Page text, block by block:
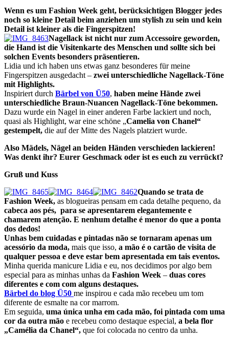
Wenn es um Fashion Week geht, berücksichtigen Blogger jedes
noch so kleine Detail beim anziehen um stylish zu sein und kein
Detail ist kleiner als die Fingerspitzen!
Nagellack ist nicht nur zum Accessoire geworden,
die Hand ist die Visitenkarte des Menschen und sollte sich bei
solchen Events besonders präsentieren.
Lidia und ich haben uns etwas ganz besonderes für meine
Fingerspitzen ausgedacht – zwei unterschiedliche Nagellack-Töne
mit Highlights.
Inspiriert durch Bärbel von Ü50, haben meine Hände zwei
unterschiedliche Braun-Nuancen Nagellack-Töne bekommen.
Dazu wurde ein Nagel in einer anderen Farbe lackiert und noch,
quasi als Highlight, war eine schöne „Camelia von Chanel“
gestempelt, die auf der Mitte des Nagels platziert wurde.
Also Mädels, Nägel an beiden Händen verschieden lackieren!
Was denkt ihr? Eurer Geschmack oder ist es euch zu verrückt?
Gruß und Kuss
Quando se trata de
Fashion Week, as blogueiras pensam em cada detalhe pequeno, da
cabeca aos pés, para se apresentarem elegantemente e
chamarem atenção. E nenhum detalhe é menor do que a ponta
dos dedos!
Unhas bem cuidadas e pintadas não se tornaram apenas um
acessório da moda, mais que isso, a mão é o cartão de visita de
qualquer pessoa e deve estar bem apresentada em tais eventos.
Minha querida manicure Lidia e eu, nos decidimos por algo bem
especial para as minhas unhas da Fashion Week – duas cores
diferentes e com com alguns destaques.
Bärbel do blog Ü50 me inspirou e cada mão recebeu um tom
diferente de esmalte na cor marrom.
Em seguida, uma única unha em cada mão, foi pintada com uma
cor da outra mão e recebeu como destaque especial, a bela flor
„Camélia da Chanel“, que foi colocada no centro da unha.